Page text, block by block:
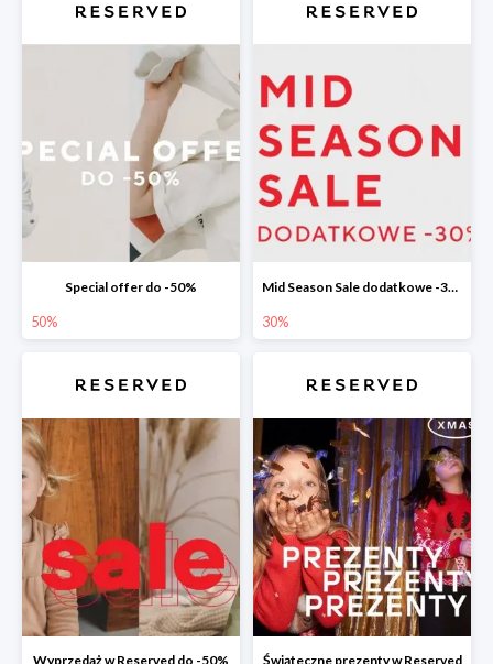
Special offer do -50%
50%
Mid Season Sale dodatkowe -30%
30%
Wyprzedaż w Reserved do -50% Świąteczne prezenty w Reserved